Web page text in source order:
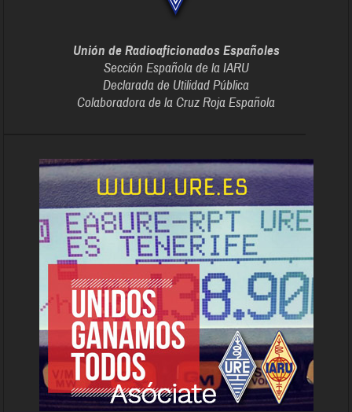
Unión de Radioaficionados Españoles
Sección Española de la IARU
Declarada de Utilidad Pública
Colaboradora de la Cruz Roja Española